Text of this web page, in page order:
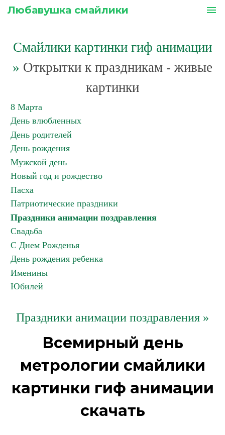
Любавушка смайлики menu
Смайлики картинки гиф анимации
» Открытки к праздникам - живые
картинки
8 Марта
День влюбленных
День родителей
День рождения
Мужской день
Новый год и рождество
Пасха
Патриотические праздники
Праздники анимации поздравления
Свадьба
С Днем Рожденья
День рождения ребенка
Именины
Юбилей
Праздники анимации поздравления »
Всемирный день
метрологии смайлики
картинки гиф анимации
скачать